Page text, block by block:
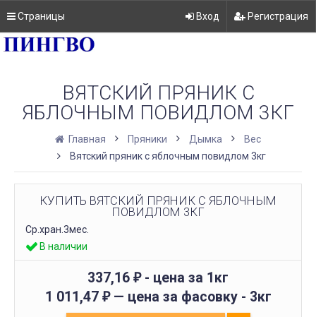
Страницы Вход Регистрация
ВЯТСКИЙ ПРЯНИК С
ЯБЛОЧНЫМ ПОВИДЛОМ 3КГ
Главная Пряники Дымка
Вес
Вятский пряник с яблочным повидлом 3кг
КУПИТЬ ВЯТСКИЙ ПРЯНИК С ЯБЛОЧНЫМ
ПОВИДЛОМ 3КГ
Ср.хран.3мес.
В наличии
337,16 ₽- цена за 1кг
1 011,47 ₽— цена за фасовку - 3кг